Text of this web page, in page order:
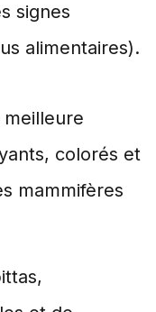
signes
alimentaires).
meilleure
colorés et
mammifères